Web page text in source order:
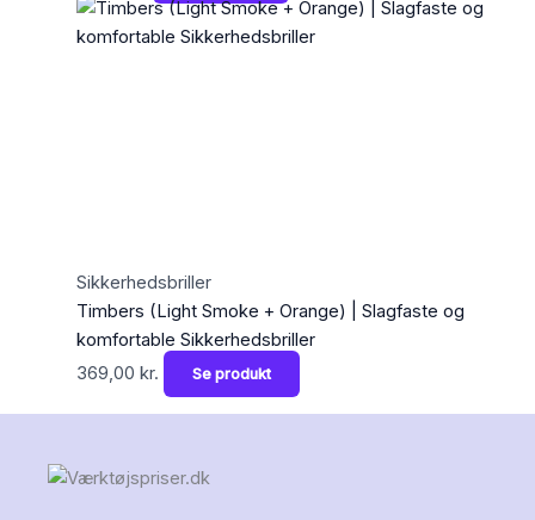
Sikkerhedsbriller
Timbers (Light Smoke + Orange) | Slagfaste og
komfortable Sikkerhedsbriller
369,00 kr. Se produkt